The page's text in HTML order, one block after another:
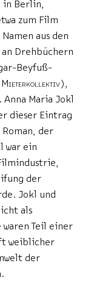
in Berlin,
zum Film
aus den
Drehbüchern
Beyfuß-
Mieterkollektiv),
Maria Jokl
dieser Eintrag
der
war ein
der
Jokl und
als
Teil einer
weiblicher
der